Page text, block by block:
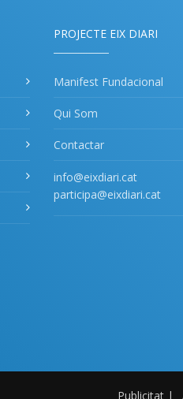
PROJECTE EIX DIARI
Manifest Fundacional
Qui Som
Contactar
info@eixdiari.cat
participa@eixdiari.cat
Publicitat |